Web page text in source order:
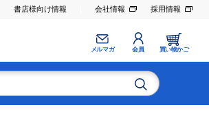
書店様向け情報 会社情報 採用情報
メルマガ 会員 買い物かご